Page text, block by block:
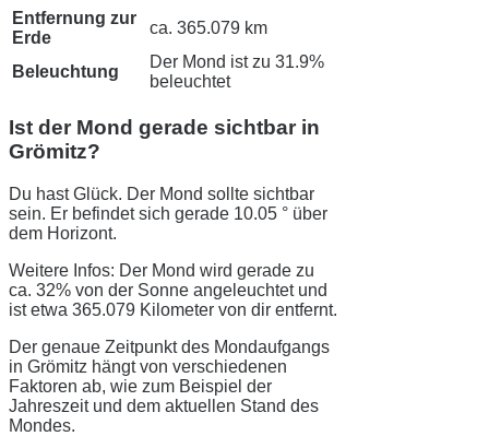
Entfernung zur
Erde
ca. 365.079 km
Beleuchtung
Der Mond ist zu 31.9%
beleuchtet
Ist der Mond gerade sichtbar in
Grömitz?
Du hast Glück. Der Mond sollte sichtbar
sein. Er befindet sich gerade 10.05 ° über
dem Horizont.
Weitere Infos: Der Mond wird gerade zu
ca. 32% von der Sonne angeleuchtet und
ist etwa 365.079 Kilometer von dir entfernt.
Der genaue Zeitpunkt des Mondaufgangs
in Grömitz hängt von verschiedenen
Faktoren ab, wie zum Beispiel der
Jahreszeit und dem aktuellen Stand des
Mondes.